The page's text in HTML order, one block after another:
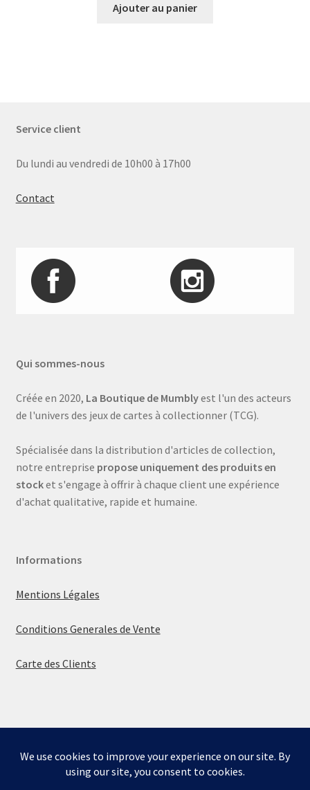
Bienvenue sur la boutique de Mumbly - Cartes de
Ajouter au panier
Service client
Du lundi au vendredi de 10h00 à 17h00
Contact
Qui sommes-nous
Créée en 2020, La Boutique de Mumblyest l'un des acteurs
de l'univers des jeux de cartes à collectionner (TCG).
Spécialisée dans la distribution d'articles de collection,
notre entreprise propose uniquement des produits en
stocket s'engage à offrir à chaque client une expérience
d'achat qualitative, rapide et humaine.
Informations
Mentions Légales
Conditions Generales de Vente
Carte des Clients
© La boutique de Mumbly 2026
Built with WooCommerce.